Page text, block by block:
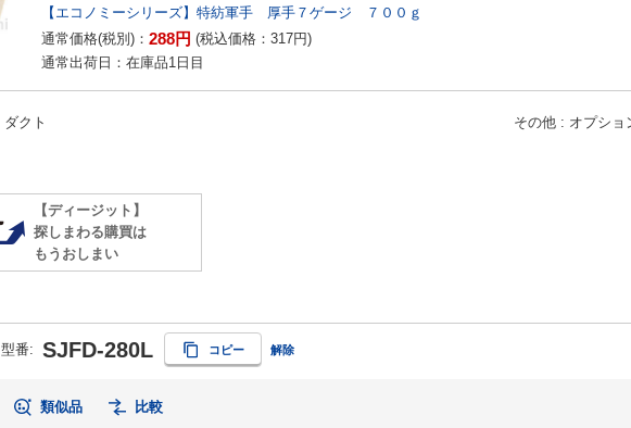
【エコノミーシリーズ】特紡軍手 厚手７ゲージ ７００ｇ
通常価格(税別)： 288円 (税込価格： 317円)
通常出荷日：在庫品1日目
ダクト その他
オプショ
【ディージット】
探しまわる購買は
もうおしまい
型番: SJFD-280L コピー 解除
類似品 比較